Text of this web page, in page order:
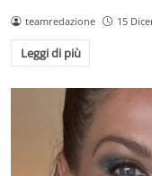
teamredazione 15
Leggi di più